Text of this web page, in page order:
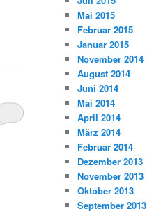
Mai 2015
Februar 2015
Januar 2015
November 2014
August 2014
Juni 2014
Mai 2014
April 2014
März 2014
Februar 2014
Dezember 2013
November 2013
Oktober 2013
September 2013